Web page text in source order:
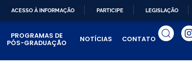
ACESSO À INFORMAÇÃO PARTICIPE LEGISLAÇÃO
PROGRAMAS DE
PÓS-GRADUAÇÃO
NOTÍCIAS CONTATO